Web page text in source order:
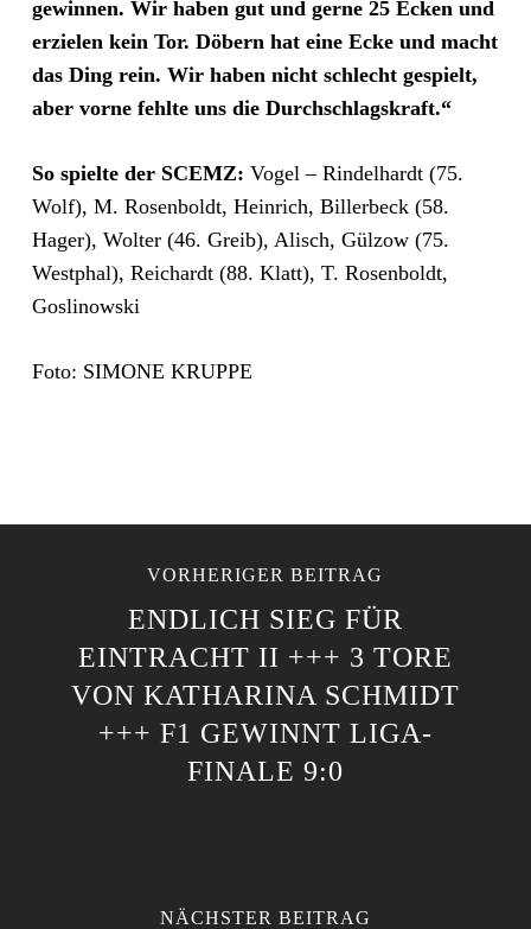
gewinnen. Wir haben gut und gerne 25 Ecken und
erzielen kein Tor. Döbern hat eine Ecke und macht
das Ding rein. Wir haben nicht schlecht gespielt,
aber vorne fehlte uns die Durchschlagskraft.“
So spielte der SCEMZ: Vogel – Rindelhardt (75.
Wolf), M. Rosenboldt, Heinrich, Billerbeck (58.
Hager), Wolter (46. Greib), Alisch, Gülzow (75.
Westphal), Reichardt (88. Klatt), T. Rosenboldt,
Goslinowski
Foto: SIMONE KRUPPE
VORHERIGER BEITRAG
ENDLICH SIEG FÜR
EINTRACHT II +++ 3 TORE
VON KATHARINA SCHMIDT
+++ F1 GEWINNT LIGA-
FINALE 9:0
NÄCHSTER BEITRAG